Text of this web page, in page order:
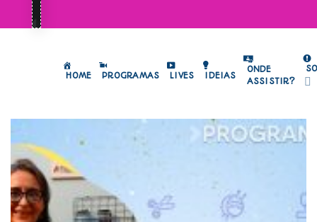
HOME PROGRAMAS LIVES IDEIAS
ONDE
ASSISTIR?